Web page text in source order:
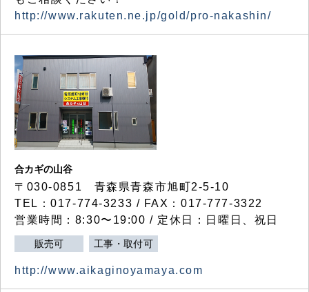
http://www.rakuten.ne.jp/gold/pro-nakashin/
合カギの山谷
〒030-0851 青森県青森市旭町2-5-10
TEL：017-774-3233 / FAX：017-777-3322
営業時間：8:30〜19:00 / 定休日：日曜日、祝日
販売可 工事・取付可
http://www.aikaginoyamaya.com